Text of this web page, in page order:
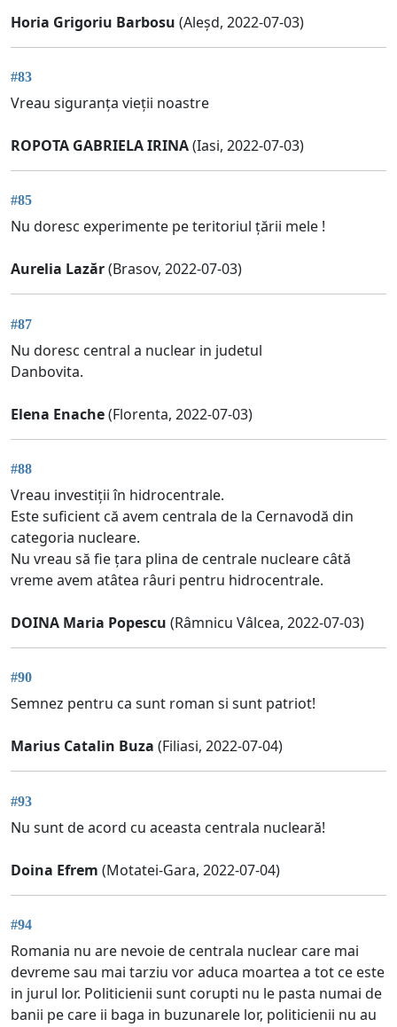
Horia Grigoriu Barbosu (Aleșd, 2022-07-03)
#83
Vreau siguranța vieții noastre
ROPOTA GABRIELA IRINA(Iasi, 2022-07-03)
#85
Nu doresc experimente pe teritoriul țării mele !
Aurelia Lazăr(Brasov, 2022-07-03)
#87
Nu doresc central a nuclear in judetul
Danbovita.
Elena Enache(Florenta, 2022-07-03)
#88
Vreau investiții în hidrocentrale.
Este suficient că avem centrala de la Cernavodă din
categoria nucleare.
Nu vreau să fie țara plina de centrale nucleare câtă
vreme avem atâtea râuri pentru hidrocentrale.
DOINA Maria Popescu (Râmnicu Vâlcea, 2022-07-03)
#90
Semnez pentru ca sunt roman si sunt patriot!
Marius Catalin Buza (Filiasi, 2022-07-04)
#93
Nu sunt de acord cu aceasta centrala nucleară!
Doina Efrem (Motatei-Gara, 2022-07-04)
#94
Romania nu are nevoie de centrala nuclear care mai
devreme sau mai tarziu vor aduca moartea a tot ce este
in jurul lor. Politicienii sunt corupti nu le pasta numai de
banii pe care ii baga in buzunarele lor, politicienii nu au